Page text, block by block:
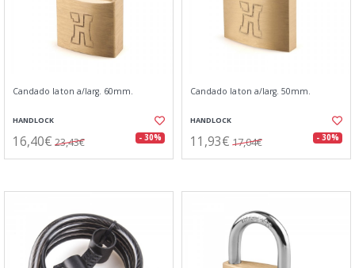
Candado laton a/larg. 60mm.
HANDLOCK
16,40€ 23,43€ - 30%
Candado laton a/larg. 50mm.
HANDLOCK
11,93€ 17,04€ - 30%